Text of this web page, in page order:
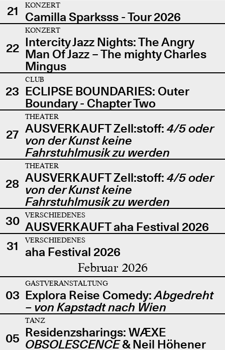
21
KONZERT
Camilla Sparksss - Tour 2026
22
KONZERT
Intercity Jazz Nights: The Angry
Man Of Jazz – The mighty Charles
Mingus
23
CLUB
ECLIPSE BOUNDARIES: Outer
Boundary - Chapter Two
27
THEATER
AUSVERKAUFT Zell:stoff: 4/5 oder
von der Kunst keine
Fahrstuhlmusik zu werden
28
THEATER
AUSVERKAUFT Zell:stoff: 4/5 oder
von der Kunst keine
Fahrstuhlmusik zu werden
30
VERSCHIEDENES
AUSVERKAUFT aha Festival 2026
31
VERSCHIEDENES
aha Festival 2026
Februar 2026
03
GASTVERANSTALTUNG
Explora Reise Comedy:Abgedreht
– von Kapstadt nach Wien
05
TANZ
Residenzsharings: WÆXE
OBSOLESCENCE& Neil Höhener